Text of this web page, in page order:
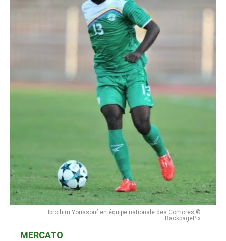
Ibroihim Youssouf en équipe nationale des Comores ©
BackpagePix
MERCATO